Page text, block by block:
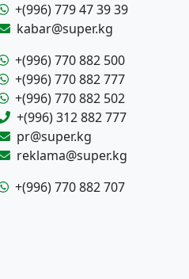
+(996) 779 47 39 39
kabar@super.kg
+(996) 770 882 500
+(996) 770 882 777
+(996) 770 882 502
+(996) 312 882 777
pr@super.kg
reklama@super.kg
+(996) 770 882 707